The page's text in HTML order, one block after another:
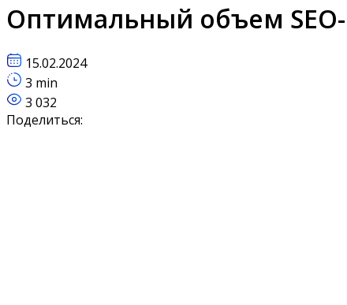
Оптимальный объем
15.02.2024
3 min
3 032
Поделиться: